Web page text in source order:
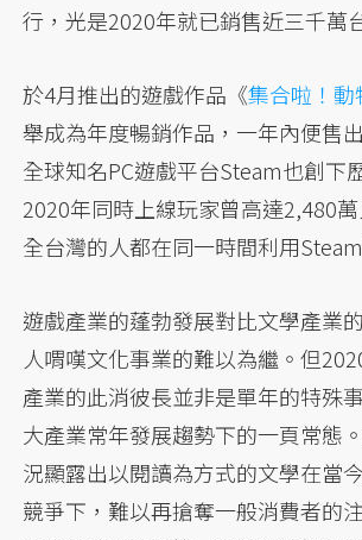
行，光是2020年就已銷售近三千萬
於4月推出的遊戲作品《集合啦！
舉成為年度暢銷作品 ，一年內便售
全球知名PC遊戲平台Steam也創下
2020年同時上線玩家曾高達2,480萬
全台灣的人都在同一時間利用
遊戲產業的蓬勃發展對比文學產業
人喟嘆文化事業的難以為繼。但
產業的此消彼長並非是單年的特殊
大產業常年發展趨勢下的一頁常態
況顯露出以閱讀為方式的文學在當
競爭下，難以再搶奪一般消費者的